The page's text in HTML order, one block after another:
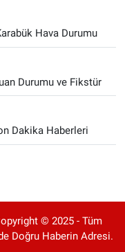
Hava Durumu
Durumu ve Fikstür
Dakika Haberleri
© 2025 - Tüm
Doğru Haberin Adresi.